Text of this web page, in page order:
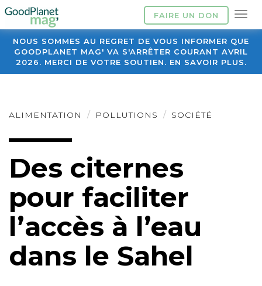
FAIRE UN DON
NOUS SOMMES AU REGRET DE VOUS INFORMER QUE
GOODPLANET MAG' VA S'ARRÊTER COURANT AVRIL
2026. MERCI DE VOTRE SOUTIEN. EN SAVOIR PLUS.
ALIMENTATION POLLUTIONS SOCIÉTÉ
Des citernes
pour faciliter
l’accès à l’eau
dans le Sahel